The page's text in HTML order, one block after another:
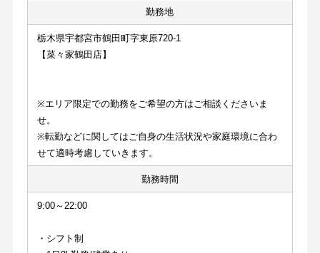
勤務地
栃木県宇都宮市鶴田町字東原720-1
【菜々家鶴田店】
※エリア限定での勤務をご希望の方はご相談くださいま
せ。
※転勤などに関してはご自身の生活状況や家庭環境に合わ
せて適時考慮していきます。
勤務時間
9:00～22:00
・シフト制